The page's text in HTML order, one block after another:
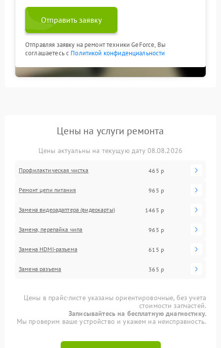
Отправить заявку
Отправляя заявку на ремонт техники GeForce, Вы
соглашаетесь с Политикой конфиденциальности
Цены на услуги ремонта
Цены актуальны на текущую дату 08.08.2026
Профилактическая чистка 465 р
Ремонт цепи питания 965 р
Замена видеоадаптера (видеокарты) 1465 р
Замена, перепайка чипа 965 р
Замена HDMI-разъема 615 р
Замена разъема 365 р
Цены в прайс-листе указаны ориентировочные, без учета
стоимости запчастей.
Записывайтесь на бесплатную диагностику.
Мы проверим ваше устройство и укажем на неисправность.